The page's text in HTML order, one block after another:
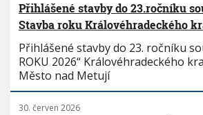
Přihlášené stavby do 23.ročníku
Stavba roku Královéhradeckého
Přihlášené stavby do 23. ročníku
ROKU 2026“ Královéhradeckého
Město nad Metují
30. červen 2026